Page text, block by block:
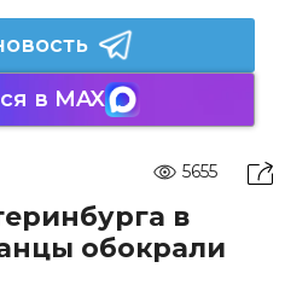
в MAX
5655
в
обокрали